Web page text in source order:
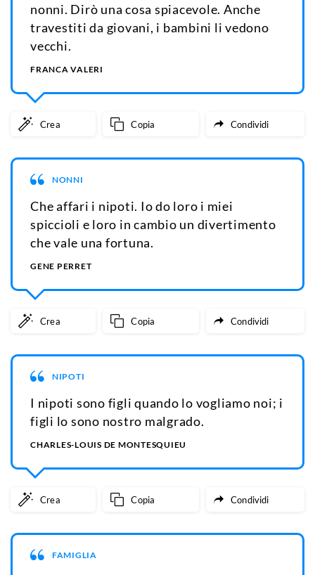
nonni. Dirò una cosa spiacevole. Anche
travestiti da giovani, i bambini li vedono
vecchi.
FRANCA VALERI
Crea Copia Condividi
NONNI
Che affari i nipoti. Io do loro i miei
spiccioli e loro in cambio un divertimento
che vale una fortuna.
GENE PERRET
Crea Copia Condividi
NIPOTI
I nipoti sono figli quando lo vogliamo noi; i
figli lo sono nostro malgrado.
CHARLES-LOUIS DE MONTESQUIEU
Crea Copia Condividi
FAMIGLIA